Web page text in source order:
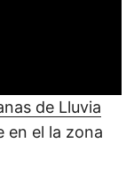
de Lluvia
en el la zona